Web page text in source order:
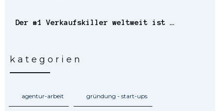
Der #1 Verkaufskiller weltweit ist …
kategorien
agentur-arbeit gründung - start-ups